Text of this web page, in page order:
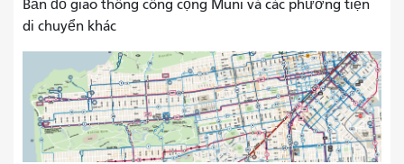
Bản đồ giao thông công cộng Muni và các phương tiện
di chuyển khác